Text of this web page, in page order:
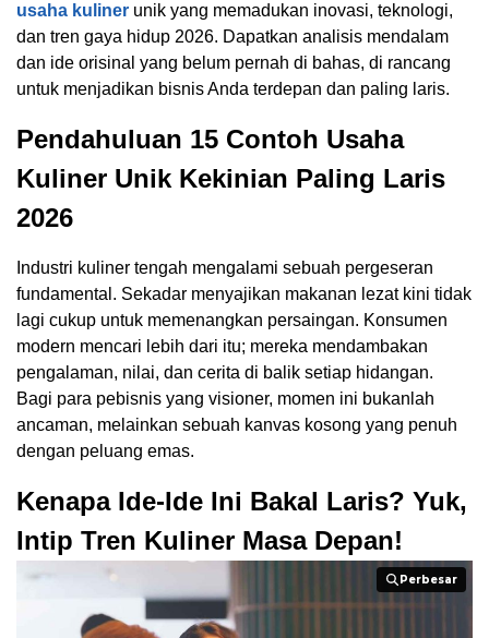
usaha kuliner unik yang memadukan inovasi, teknologi,
dan tren gaya hidup 2026. Dapatkan analisis mendalam
dan ide orisinal yang belum pernah di bahas, di rancang
untuk menjadikan bisnis Anda terdepan dan paling laris.
Pendahuluan 15 Contoh Usaha
Kuliner Unik Kekinian Paling Laris
2026
Industri kuliner tengah mengalami sebuah pergeseran
fundamental. Sekadar menyajikan makanan lezat kini tidak
lagi cukup untuk memenangkan persaingan. Konsumen
modern mencari lebih dari itu; mereka mendambakan
pengalaman, nilai, dan cerita di balik setiap hidangan.
Bagi para pebisnis yang visioner, momen ini bukanlah
ancaman, melainkan sebuah kanvas kosong yang penuh
dengan peluang emas.
Kenapa Ide-Ide Ini Bakal Laris? Yuk,
Intip Tren Kuliner Masa Depan!
Perbesar
Perbesar